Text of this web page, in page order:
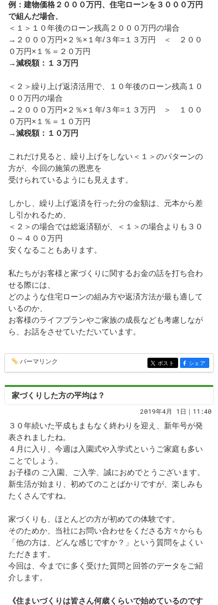
例：建物価格２０００万円、住宅ローンを３０００万円
で組んだ場合、
＜１＞１０年後のローン残高２０００万円の場合
→２０００万円×２％×１年/３年=１３万円 ＜ ２００
０万円×１％＝２０万円
→減税額：１３万円
＜２＞繰り上げ返済活用で、１０年後のローン残高１０
００万円の場合
→２０００万円×２％×１年/３年=１３万円 ＞ １００
０万円×１％＝１０万円
→減税額：１０万円
これだけ見ると、繰り上げをしない＜１＞のパターンの
方が、今回の施策の恩恵を
受けられているようにも見えます。
しかし、繰り上げ返済を行った分の金額は、元本から差
し引かれるため、
＜２＞の場合では総返済額が、＜１＞の場合よりも３０
０～４００万円
安くなることもあります。
私たちがお客様と家づくりに関するお金の話を打ち合わ
せる際には、
どのような住宅ローンの組み方や返済方法が最も適して
いるのか、
お客様のライフプランやご家族の成長なども考慮しなが
ら、お話をさせていただいています。
entry133
パーマリンク entry133
ポスト entry133
シェア
家づくりした方の平均は？
2019年4月 1日｜11:40
３０年続いた平成もまもなく終わりを迎え、新年号が発
表されましたね。
４月に入り、今週は入園式や入学式というご家庭も多い
ことでしょう。
お子様の ご入園、ご入学、誠におめでとうございます。
新生活が始まり、初めてのことばかりですが、楽しみも
たくさんですね。
家づくりも、ほとんどの方が初めての体験です。
そのためか、当社にお問い合わせをくださる方々からも
「他の方は、どんな感じですか？」という質問をよくい
ただきます。
今回は、今までに多く受けた質問と回答のデータをご紹
介します。
《住まいづくりは皆さん何歳くらいで始めているのです